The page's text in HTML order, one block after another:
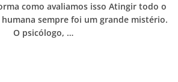
como avaliamos isso Atingir todo o
sempre foi um grande mistério.
O psicólogo, …